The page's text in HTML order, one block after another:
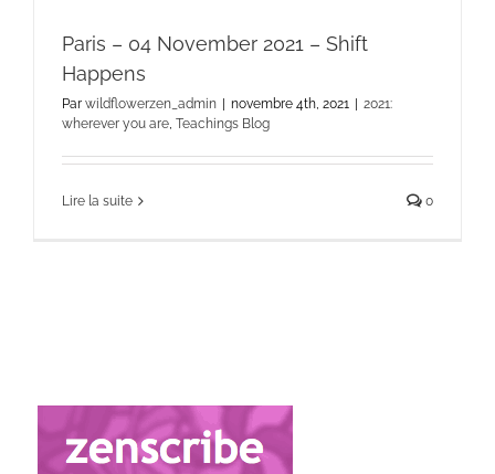
Paris – 04 November 2021 – Shift
Happens
Par wildflowerzen_admin | novembre 4th, 2021 | 2021:
wherever you are Teachings Blog
Lire la suite 0